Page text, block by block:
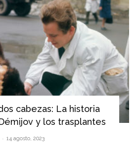
cabezas: La historia
y los trasplantes
- 14 agosto, 2023